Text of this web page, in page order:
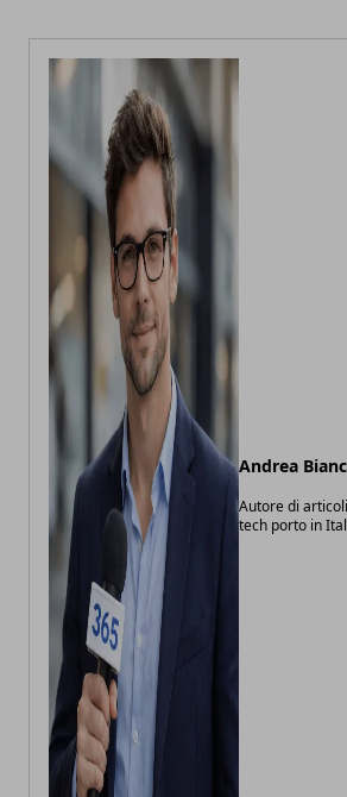
Andrea
Autore di
tech porto in